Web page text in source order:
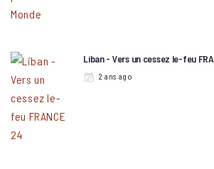
Liban - Vers un cessez le-feu
2 ans ago